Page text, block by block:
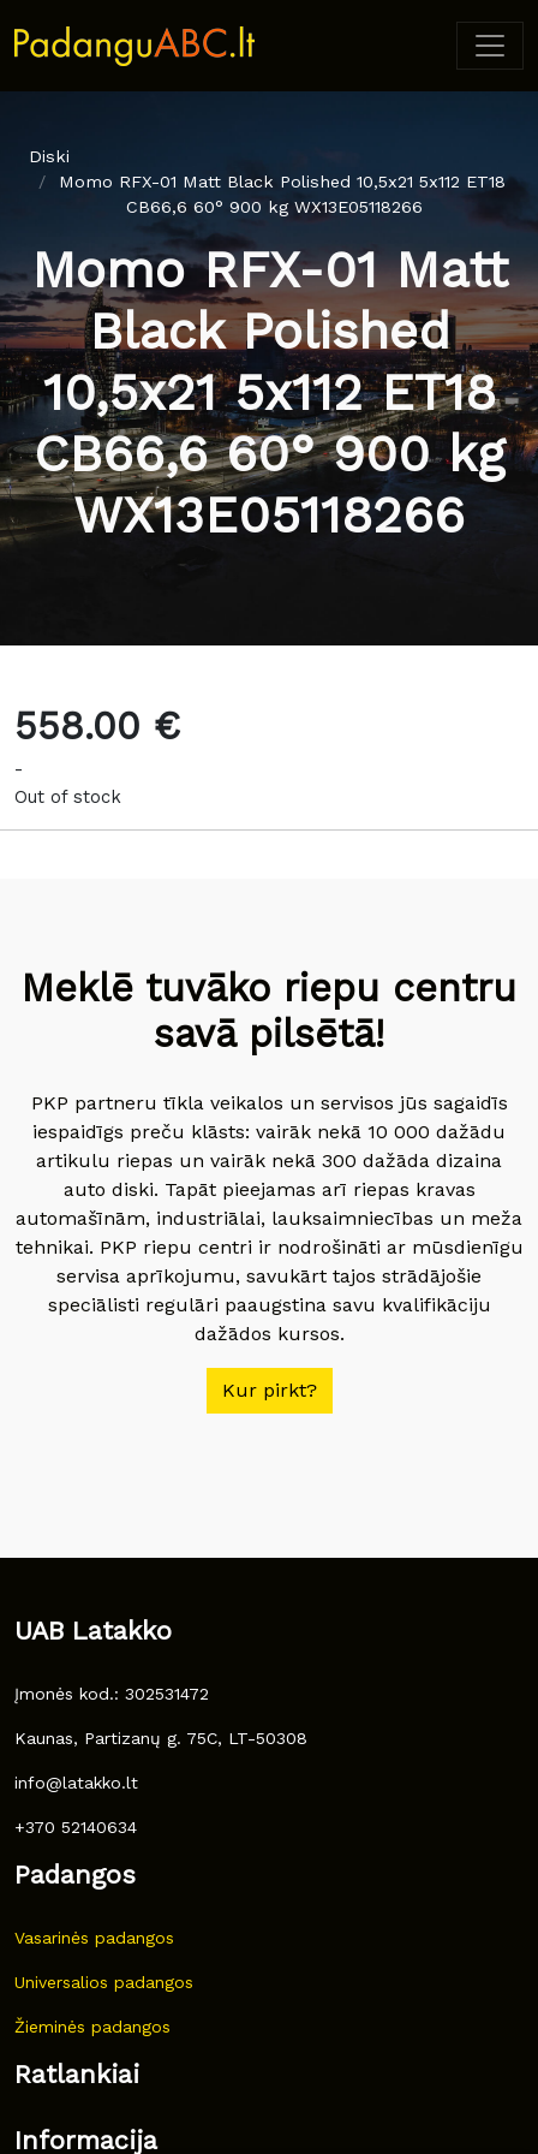
Diski
Momo RFX-01 Matt Black Polished 10,5x21 5x112 ET18
CB66,6 60° 900 kg WX13E05118266
Momo RFX-01 Matt
Black Polished
10,5x21 5x112 ET18
CB66,6 60° 900 kg
WX13E05118266
558.00 €
-
Out of stock
Meklē tuvāko riepu centru
savā pilsētā!
PKP partneru tīkla veikalos un servisos jūs sagaidīs
iespaidīgs preču klāsts: vairāk nekā 10 000 dažādu
artikulu riepas un vairāk nekā 300 dažāda dizaina
auto diski. Tapāt pieejamas arī riepas kravas
automašīnām, industriālai, lauksaimniecības un meža
tehnikai. PKP riepu centri ir nodrošināti ar mūsdienīgu
servisa aprīkojumu, savukārt tajos strādājošie
speciālisti regulāri paaugstina savu kvalifikāciju
dažādos kursos.
Kur pirkt?
UAB Latakko
Įmonės kod.: 302531472
Kaunas, Partizanų g. 75C, LT-50308
info@latakko.lt
+370 52140634
Padangos
Vasarinės padangos
Universalios padangos
Žieminės padangos
Ratlankiai
Informacija